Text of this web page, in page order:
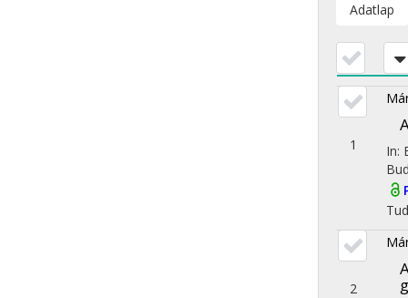
Adatlap
1 In:
2